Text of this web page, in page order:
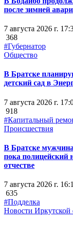
после зимней
7 августа 2026 г.
368
#Губернатор
Общество
В Братске
детский сад в
7 августа 2026 г.
918
#Капитальный
Происшествия
В Братске
пока полицейский
отчестве
7 августа 2026 г.
635
#Подделка
Новости Иркутской